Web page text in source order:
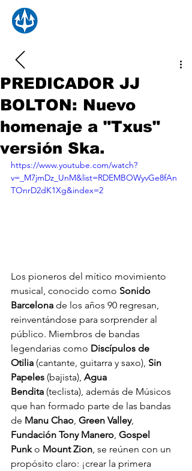
PREDICADOR JJ
BOLTON: Nuevo
homenaje a "Txus"
versión Ska.
https://www.youtube.com/watch?
v=_M7jmDz_UnM&list=RDEMBOWyvGe8fAn
TOnrD2dK1Xg&index=2
Los pioneros del mítico movimiento
musical, conocido como Sonido
Barcelona de los años 90 regresan,
reinventándose para sorprender al
público. Miembros de bandas
legendarias como Discípulos de
Otilia (cantante, guitarra y saxo), Sin
Papeles (bajista), Agua
Bendita (teclista), además de Músicos
que han formado parte de las bandas
de Manu Chao Green Valley,
Fundación Tony Manero Gospel
Punk o Mount Zion , se reúnen con un
propósito claro: ¡crear la primera